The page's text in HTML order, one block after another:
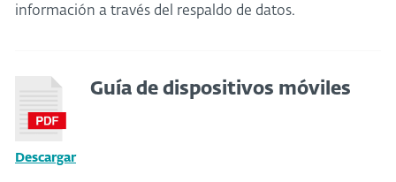
información a través del respaldo de datos.
Descargar
Guía de dispositivos móviles